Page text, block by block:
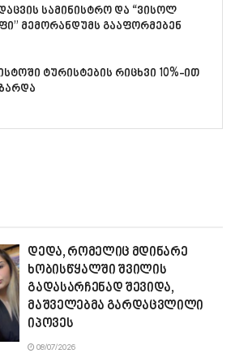
სამინისტრო და “ვისოლ
მემორანდუმს გააფორმებენ
ტურისტების რიცხვი 10%-ით
დედა, რომელიც მდინარე
ხობისწყალში შვილის
გადასარჩენად შევიდა,
მაშველებმა გარდაცვლილი
იპოვეს
08/07/2026